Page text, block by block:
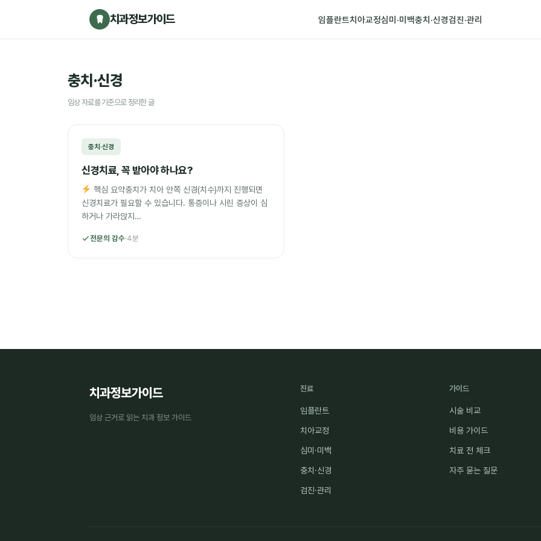
치과정보가이드 임플란트치아교정심미·미백충치·신경검진·관리
충치·신경
임상 자료를 기준으로 정리한 글
충치·신경
신경치료, 꼭 받아야 하나요?
핵심 요약충치가 치아 안쪽 신경(치수)까지 진행되면
신경치료가 필요할 수 있습니다. 통증이나 시린 증상이 심
하거나 가라앉지…
전문의 감수·4분
치과정보가이드
임상 근거로 읽는 치과 정보 가이드
진료
임플란트
치아교정
심미·미백
충치·신경
검진·관리
가이드
시술 비교
비용 가이드
치료 전 체크
자주 묻는 질문